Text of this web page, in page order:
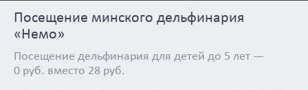
Посещение минского дельфинария
«Немо»
Посещение дельфинария для детей до 5 лет —
0 руб. вместо 28 руб.